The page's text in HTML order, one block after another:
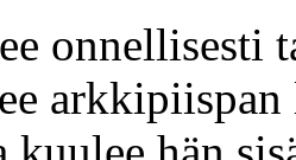
onnellisesti